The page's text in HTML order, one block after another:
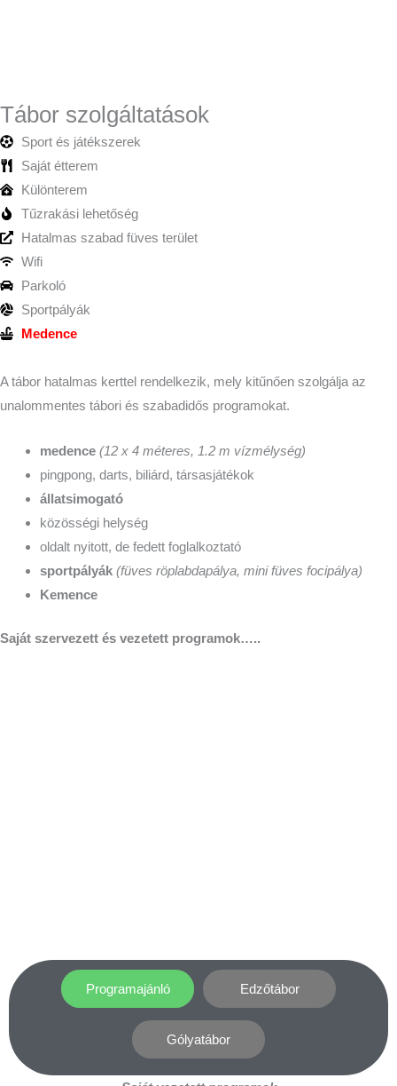
Tábor szolgáltatások
Sport és játékszerek
Saját étterem
Különterem
Tűzrakási lehetőség
Hatalmas szabad füves terület
Wifi
Parkoló
Sportpályák
Medence
A tábor hatalmas kerttel rendelkezik, mely kitűnően szolgálja az
unalommentes tábori és szabadidős programokat.
medence (12 x 4 méteres, 1.2 m vízmélység)
pingpong, darts, biliárd, társasjátékok
állatsimogató
közösségi helység
oldalt nyitott, de fedett foglalkoztató
sportpályák (füves röplabdapálya, mini füves focipálya)
Kemence
Saját szervezett és vezetett programok…..
Programajánló Edzőtábor
Gólyatábor